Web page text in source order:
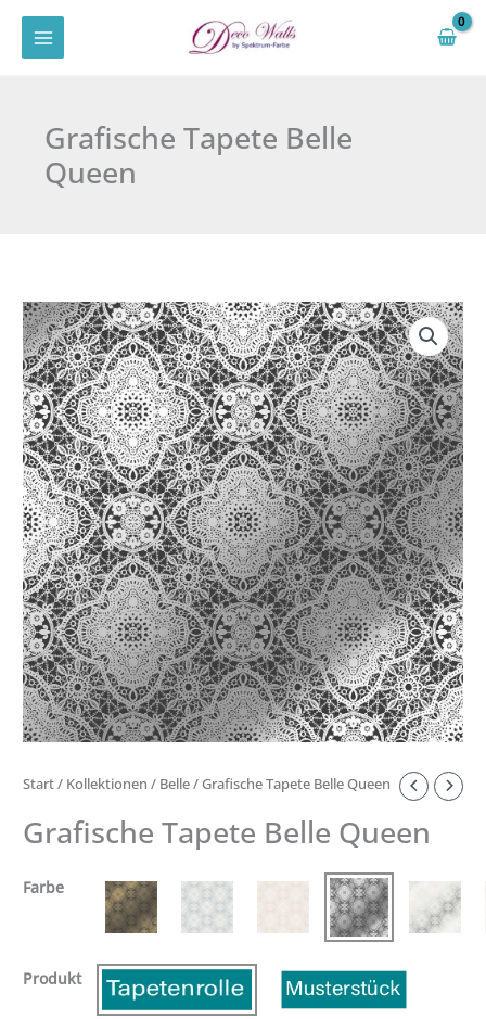
Zum
Inhalt
Grafische Tapete Belle
Queen
Start/ Kollektionen / Belle/ Grafische Tapete Belle Queen
Grafische Tapete Belle Queen
Farbe
Produkt
Grafische
Tapete
Belle
Queen
Menge